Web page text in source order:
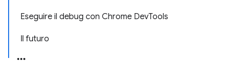
Eseguire il debug con Chrome DevTools
Il futuro